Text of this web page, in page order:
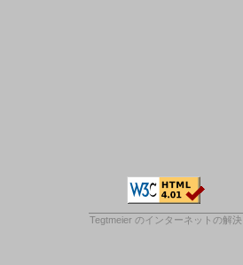
Tegtmeier のインターネットの解決